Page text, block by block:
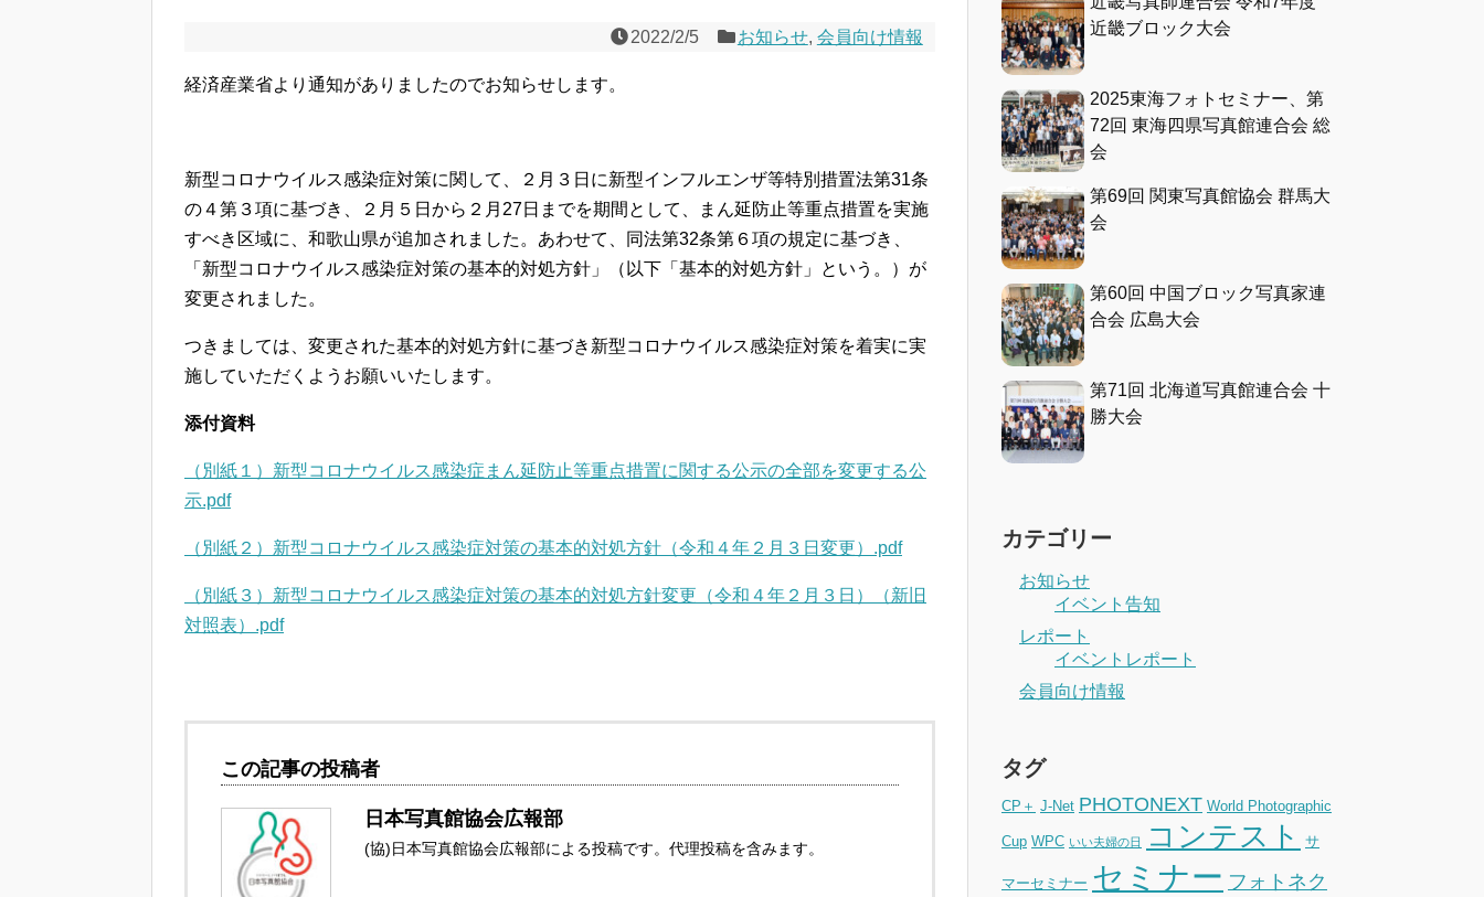
2022/2/5 お知らせ, 会員向け情報
経済産業省より通知がありましたのでお知らせします。
新型コロナウイルス感染症対策に関して、２月３日に新型インフルエンザ等特別措置法第31条
の４第３項に基づき、２月５日から２月27日までを期間として、まん延防止等重点措置を実施
すべき区域に、和歌山県が追加されました。あわせて、同法第32条第６項の規定に基づき、
「新型コロナウイルス感染症対策の基本的対処方針」（以下「基本的対処方針」という。）が
変更されました。
つきましては、変更された基本的対処方針に基づき新型コロナウイルス感染症対策を着実に実
施していただくようお願いいたします。
添付資料
（別紙１）新型コロナウイルス感染症まん延防止等重点措置に関する公示の全部を変更する公
示.pdf
（別紙２）新型コロナウイルス感染症対策の基本的対処方針（令和４年２月３日変更）.pdf
（別紙３）新型コロナウイルス感染症対策の基本的対処方針変更（令和４年２月３日）（新旧
対照表）.pdf
この記事の投稿者
日本写真館協会広報部
(協)日本写真館協会広報部による投稿です。代理投稿を含みます。
近畿ブロック大会
2025東海フォトセミナー、第
72回 東海四県写真館連合会 総
会
第69回 関東写真館協会 群馬大
会
第60回 中国ブロック写真家連
合会 広島大会
第71回 北海道写真館連合会 十
勝大会
カテゴリー
お知らせ
イベント告知
レポート
イベントレポート
会員向け情報
タグ
CP＋ J-Net PHOTONEXT World Photographic
Cup WPC いい夫婦の日 コンテスト サ
マーセミナー セミナー フォトネク